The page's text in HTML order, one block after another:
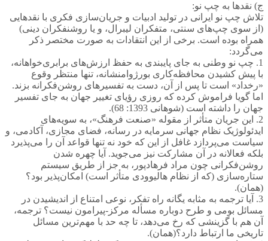
ج) نقدها به چپ نو:
تلاش چپ نو ایرانی در تولید ادبیات و جریان‌سازی فکری با نقدهایی
(از سوی چپ‌های سنتی، متفکران لیبرال، و یا روشنفکران دینی)
همراه بوده است. برخی از این انتقادات به صورت مختصر ذکر
می‌گردد:
1. چپ نو وطنی به جای پایبندی به حفظ ارزش‌های برابری‌خواهانه،
با پیش کشیدن محافظه‌کاری بورژوامنشانه، تنها منتظر وقوع
«رخداد» است تا پس از آن، دست به تفسیرهای روشن‌فکرانه بزند.
اما گویا فراموش کرده که روزی رؤیای تغییر جهان به جای تفسیر
جهان را داشته است (شوهانی 1393: 68).
2. این جریان متأثر از مقوله «صنعت فرهنگ»، به سویه‌های
ایدئولوژیک نظام جهانی سرمایه در رسانه، فضای مجازی، آکادمی، و
سیاست می‌پردازد غافل از این که خود نه تنها قواعد آن را می‌پذیرد
بلکه فعالانه در آن مشارکت نیز می‌جوید. آیا چهره شدن
روشن‌فکرانی چون مراد فرهادپور، به جز از طریق سیستم
ستاره‌سازی (که از نظام هالیوودی متأثر است) امکان‌پذیر بود؟
(همان).
3. آیا ترجمه به مثابه یگانه راه تفکر، نوعی امتناع از اندیشیدن در
مسائل بومی و طرح دوباره مسأله مرکز-پیرامون نیست؟ ترجمه،
آن هم با گزینشی که رخ می‌دهد، تا چه حد با مهم‌ترین مسائل
تاریخی ما ارتباط دارد؟(همان).